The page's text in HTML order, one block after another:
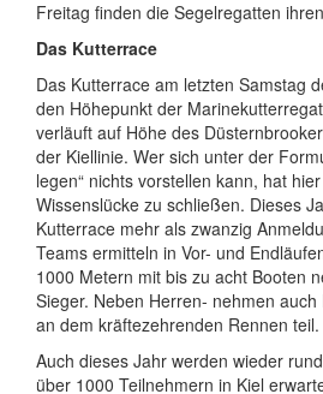
Freitag finden die Segelregatten
Das Kutterrace
Das Kutterrace am letzten Samstag
den Höhepunkt der
verläuft auf Höhe des
der Kiellinie. Wer sich unter der
legen“ nichts vorstellen kann, hat
Wissenslücke zu schließen. Dieses
Kutterrace mehr als zwanzig
Teams ermitteln in Vor- und
1000 Metern mit bis zu acht Booten
Sieger. Neben Herren- nehmen
an dem kräftezehrenden Rennen teil.
Auch dieses Jahr werden wieder
über 1000 Teilnehmern in Kiel